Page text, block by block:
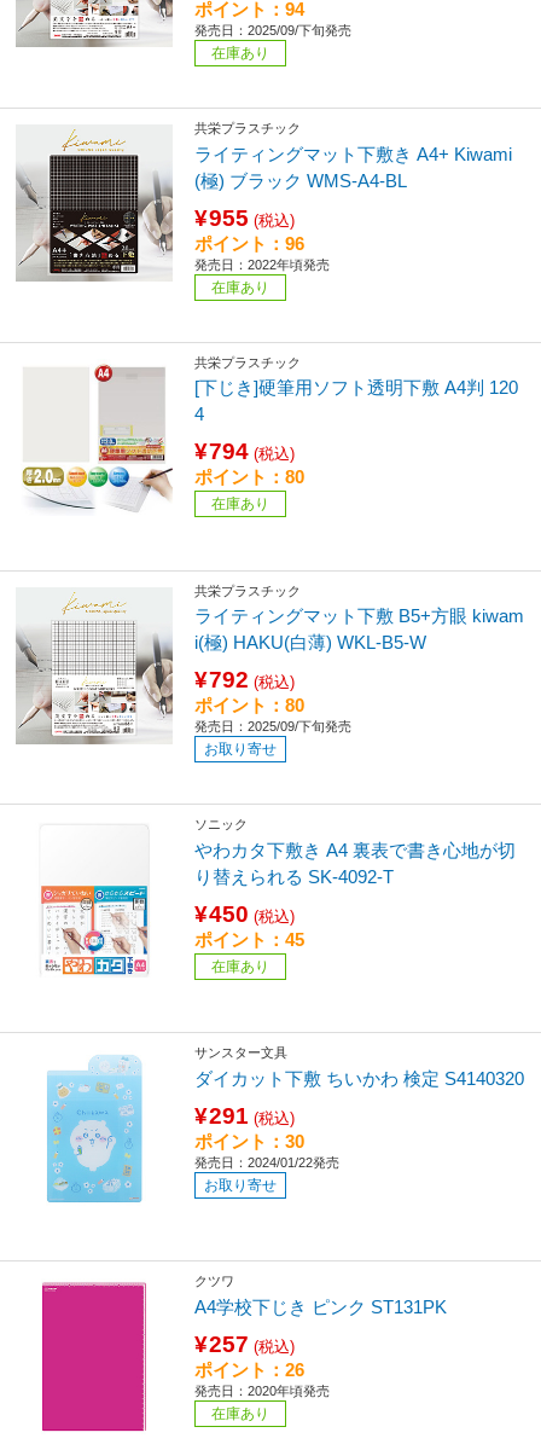
ポイント：94
発売日：2025/09/下旬発売
在庫あり
共栄プラスチック
ライティングマット下敷き A4+ Kiwami
(極) ブラック WMS-A4-BL
¥955 (税込)
ポイント：96
発売日：2022年頃発売
在庫あり
共栄プラスチック
[下じき]硬筆用ソフト透明下敷 A4判 120
4
¥794 (税込)
ポイント：80
在庫あり
共栄プラスチック
ライティングマット下敷 B5+方眼 kiwam
i(極) HAKU(白薄) WKL-B5-W
¥792 (税込)
ポイント：80
発売日：2025/09/下旬発売
お取り寄せ
ソニック
やわカタ下敷き A4 裏表で書き心地が切
り替えられる SK-4092-T
¥450 (税込)
ポイント：45
在庫あり
サンスター文具
ダイカット下敷 ちいかわ 検定 S4140320
¥291 (税込)
ポイント：30
発売日：2024/01/22発売
お取り寄せ
クツワ
A4学校下じき ピンク ST131PK
¥257 (税込)
ポイント：26
発売日：2020年頃発売
在庫あり